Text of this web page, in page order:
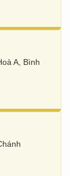
A, Bình